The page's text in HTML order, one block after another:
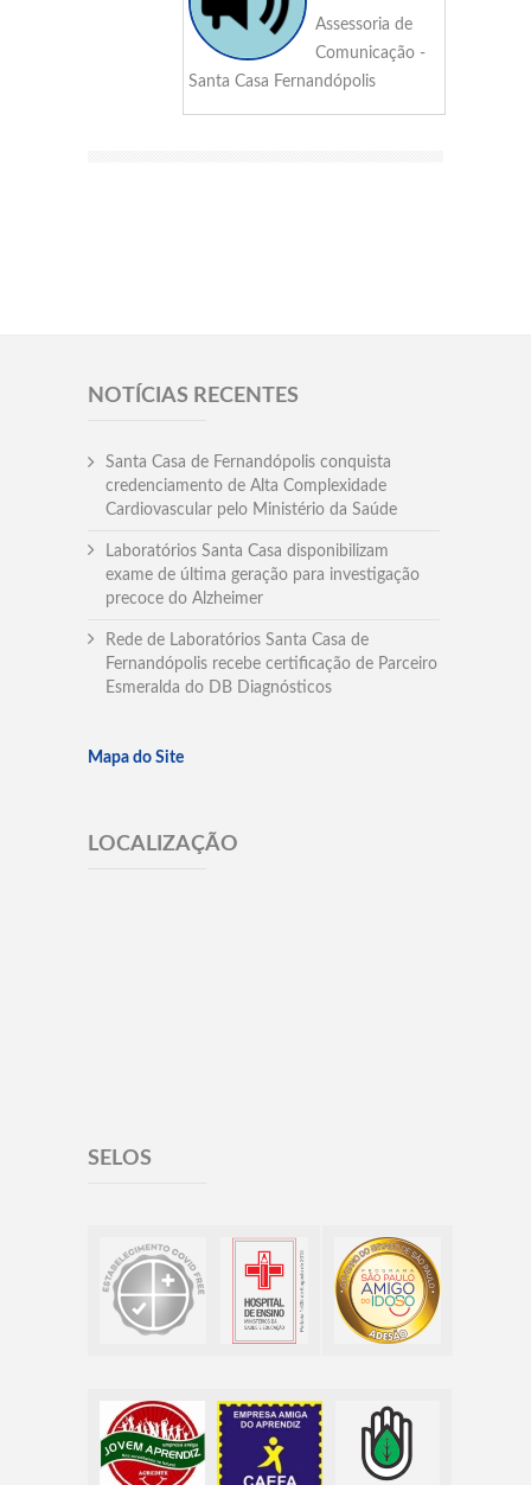
Assessoria de
Comunicação -
Santa Casa Fernandópolis
NOTÍCIAS RECENTES
Santa Casa de Fernandópolis conquista
credenciamento de Alta Complexidade
Cardiovascular pelo Ministério da Saúde
Laboratórios Santa Casa disponibilizam
exame de última geração para investigação
precoce do Alzheimer
Rede de Laboratórios Santa Casa de
Fernandópolis recebe certificação de Parceiro
Esmeralda do DB Diagnósticos
Mapa do Site
LOCALIZAÇÃO
SELOS